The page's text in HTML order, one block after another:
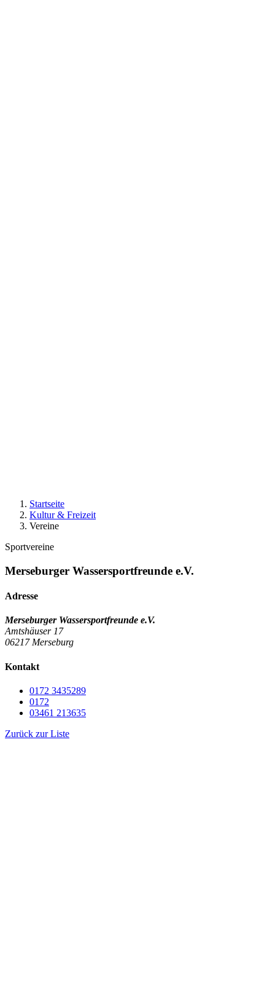
Startseite
Kultur & Freizeit
Vereine
Sportvereine
Merseburger Wassersportfreunde e.V.
Adresse
Merseburger Wassersportfreunde e.V.
Amtshäuser 17
06217 Merseburg
Kontakt
0172 3435289
0172
03461 213635
Zurück zur Liste